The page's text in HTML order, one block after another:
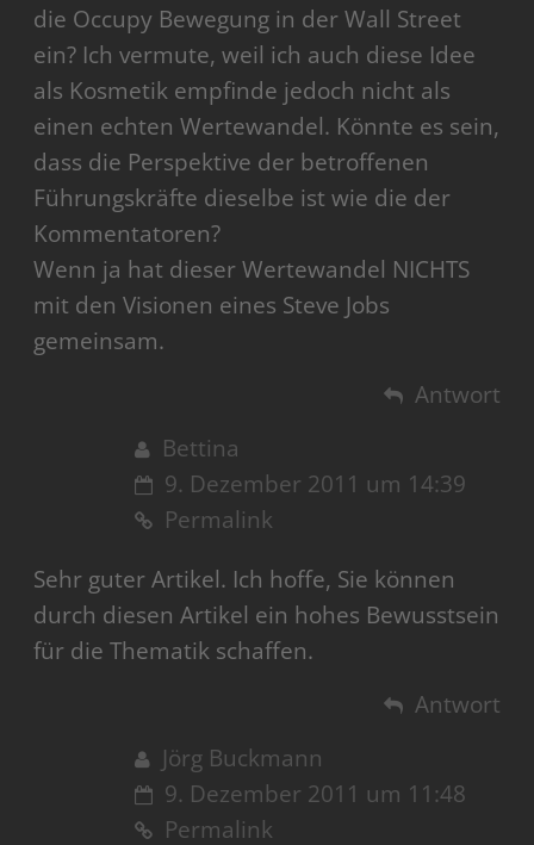
die Occupy Bewegung in der Wall Street
ein? Ich vermute, weil ich auch diese Idee
als Kosmetik empfinde jedoch nicht als
einen echten Wertewandel. Könnte es sein,
dass die Perspektive der betroffenen
Führungskräfte dieselbe ist wie die der
Kommentatoren?
Wenn ja hat dieser Wertewandel NICHTS
mit den Visionen eines Steve Jobs
gemeinsam.
Antwort
Bettina
9. Dezember 2011 um 14:39
Permalink
Sehr guter Artikel. Ich hoffe, Sie können
durch diesen Artikel ein hohes Bewusstsein
für die Thematik schaffen.
Antwort
Jörg Buckmann
9. Dezember 2011 um 11:48
Permalink